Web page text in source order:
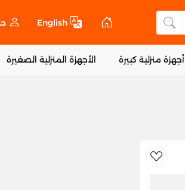
البحث عن المنتجات
English
أجهزة منزلية كبيرة الأجهزة المنزلية الصغيرة
AddToWishlist